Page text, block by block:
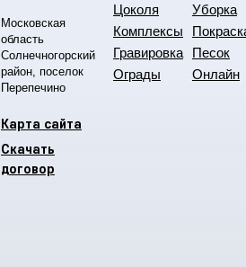
Московская
область
Солнечногорский
район, поселок
Перепечино
Карта сайта
Скачать
договор
Цоколя
Комплексы
Гравировка
Ограды
Уборка
Песок
Онлайн